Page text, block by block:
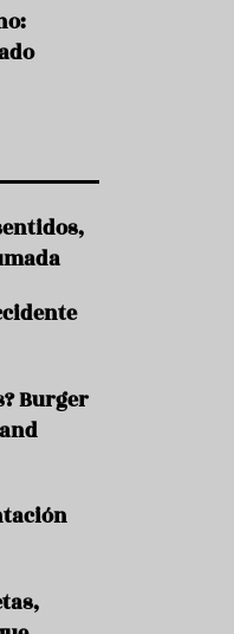
t
o
m
R
e
S
u
d
o
Burger